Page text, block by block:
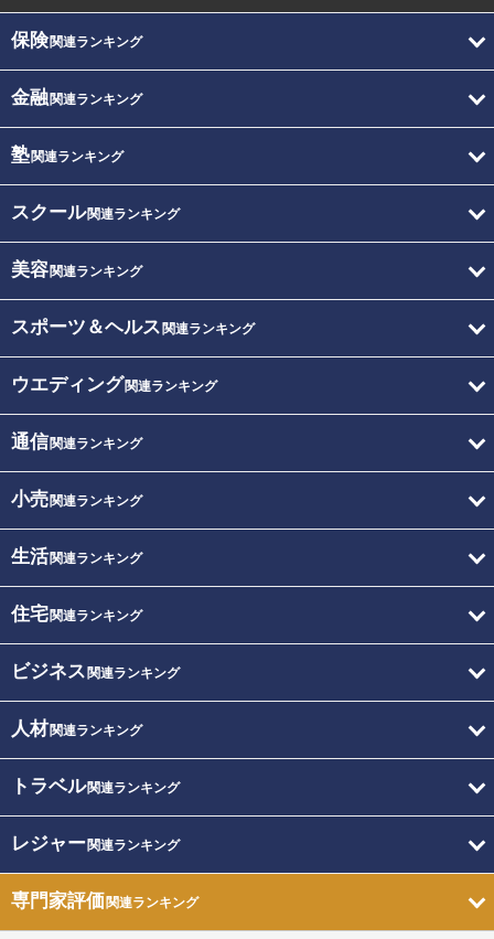
保険関連ランキング
金融関連ランキング
塾関連ランキング
スクール関連ランキング
美容関連ランキング
スポーツ＆ヘルス 関連ランキング
ウエディング関連ランキング
通信関連ランキング
小売関連ランキング
生活関連ランキング
住宅関連ランキング
ビジネス 関連ランキング
人材関連ランキング
トラベル関連ランキング
レジャー関連ランキング
専門家評価関連ランキング